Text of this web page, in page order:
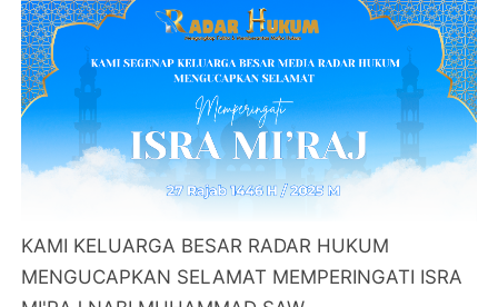
KAMI KELUARGA BESAR RADAR HUKUM
MENGUCAPKAN SELAMAT MEMPERINGATI ISRA